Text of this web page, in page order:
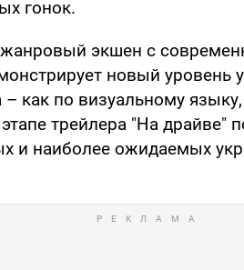
гонок.
экшен с
новый уровень
как по визуальному
трейлера "На драйве"
и наиболее ожидаемых